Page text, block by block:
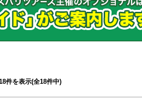
件を表示(全18件中)